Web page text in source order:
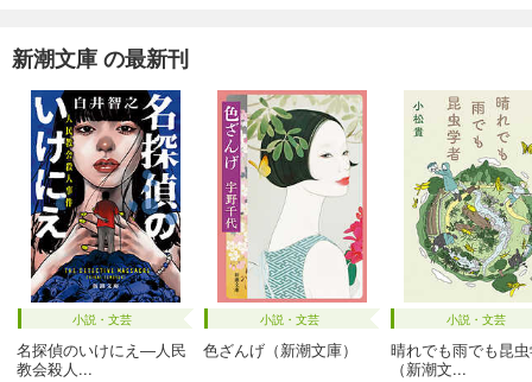
新潮文庫 の最新刊
小説・文芸
名探偵のいけにえ―人民
教会殺人...
小説・文芸
色ざんげ（新潮文庫）
小説・文芸
晴れでも雨でも昆
（新潮文...